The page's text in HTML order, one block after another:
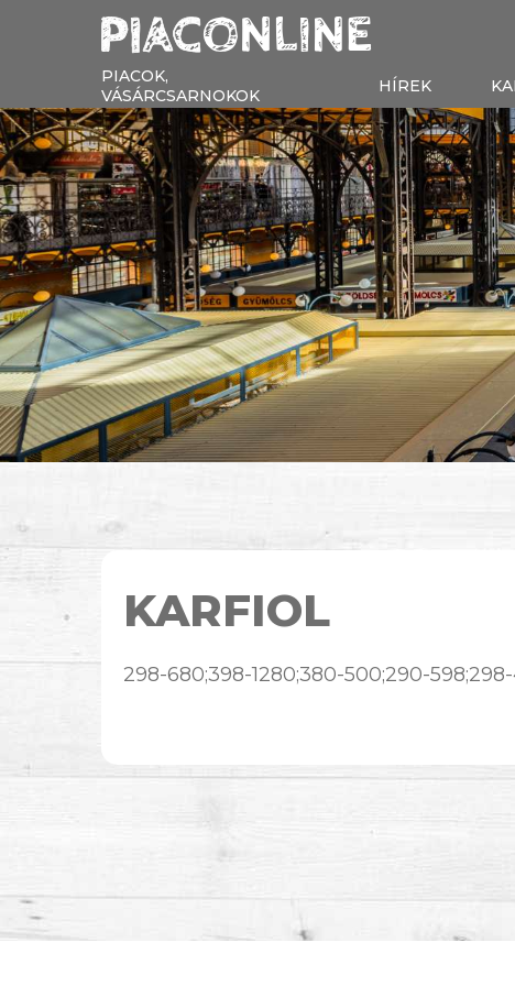
PIACOK,
VÁSÁRCSARNOKOK
HÍREK
KARFIOL
298-680;398-1280;380-500;290-